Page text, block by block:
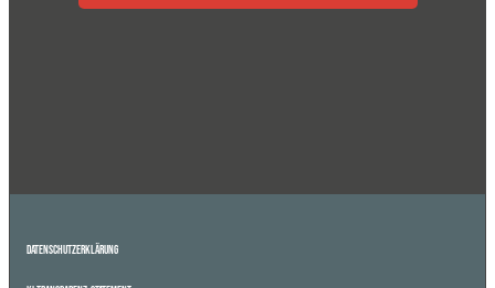
Datenschutzerklärung